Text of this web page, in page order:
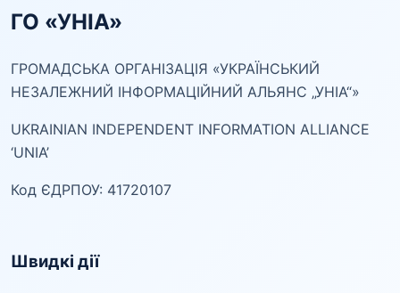
ГО «УНІА»
ГРОМАДСЬКА ОРГАНІЗАЦІЯ «УКРАЇНСЬКИЙ
НЕЗАЛЕЖНИЙ ІНФОРМАЦІЙНИЙ АЛЬЯНС „УНІА“»
UKRAINIAN INDEPENDENT INFORMATION ALLIANCE
‘UNIA’
Код ЄДРПОУ: 41720107
Швидкі дії